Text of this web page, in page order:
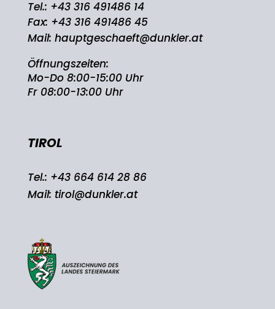
Tel.: +43 316 491486 14
Fax: +43 316 491486 45
Mail: hauptgeschaeft@dunkler.at
Öffnungszeiten:
Mo-Do 8:00-15:00 Uhr
Fr 08:00-13:00 Uhr
TIROL
Tel.: +43 664 614 28 86
Mail: tirol@dunkler.at